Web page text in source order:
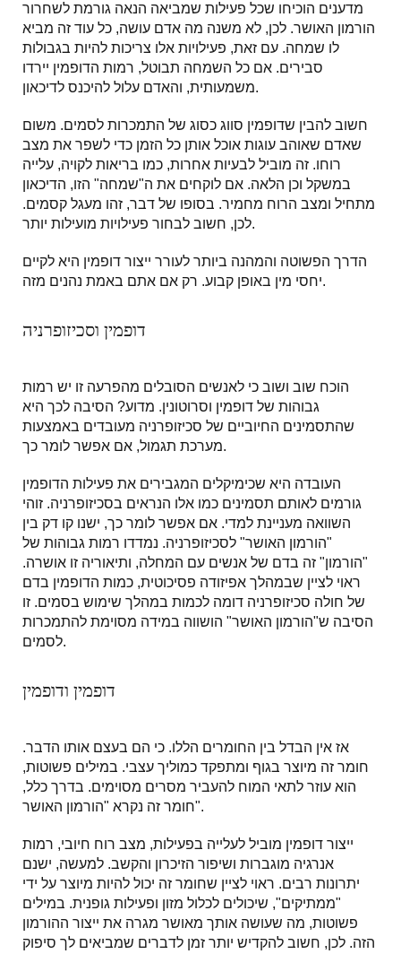
מדענים הוכיחו שכל פעילות שמביאה הנאה גורמת לשחרור
הורמון האושר. לכן, לא משנה מה אדם עושה, כל עוד זה מביא
לו שמחה. עם זאת, פעילויות אלו צריכות להיות בגבולות
סבירים. אם כל השמחה תבוטל, רמות הדופמין יירדו
משמעותית, והאדם עלול להיכנס לדיכאון.
חשוב להבין שדופמין סווג כסוג של התמכרות לסמים. משום
שאדם שאוהב עוגות אוכל אותן כל הזמן כדי לשפר את מצב
רוחו. זה מוביל לבעיות אחרות, כמו בריאות לקויה, עלייה
במשקל וכן הלאה. אם לוקחים את ה"שמחה" הזו, הדיכאון
מתחיל ומצב הרוח מחמיר. בסופו של דבר, זהו מעגל קסמים.
לכן, חשוב לבחור פעילויות מועילות יותר.
הדרך הפשוטה והמהנה ביותר לעורר ייצור דופמין היא לקיים
יחסי מין באופן קבוע. רק אם אתם באמת נהנים מזה.
דופמין וסכיזופרניה
הוכח שוב ושוב כי לאנשים הסובלים מהפרעה זו יש רמות
גבוהות של דופמין וסרוטונין. מדוע? הסיבה לכך היא
שהתסמינים החיוביים של סכיזופרניה מעובדים באמצעות
מערכת תגמול, אם אפשר לומר כך.
העובדה היא שכימיקלים המגבירים את פעילות הדופמין
גורמים לאותם תסמינים כמו אלו הנראים בסכיזופרניה. זוהי
השוואה מעניינת למדי. אם אפשר לומר כך, ישנו קו דק בין
"הורמון האושר" לסכיזופרניה. נמדדו רמות גבוהות של
"הורמון" זה בדם של אנשים עם המחלה, ותיאוריה זו אושרה.
ראוי לציין שבמהלך אפיזודה פסיכוטית, כמות הדופמין בדם
של חולה סכיזופרניה דומה לכמות במהלך שימוש בסמים. זו
הסיבה ש"הורמון האושר" הושווה במידה מסוימת להתמכרות
לסמים.
דופמין ודופמין
אז אין הבדל בין החומרים הללו. כי הם בעצם אותו הדבר.
חומר זה מיוצר בגוף ומתפקד כמוליך עצבי. במילים פשוטות,
הוא עוזר לתאי המוח להעביר מסרים מסוימים. בדרך כלל,
חומר זה נקרא "הורמון האושר".
ייצור דופמין מוביל לעלייה בפעילות, מצב רוח חיובי, רמות
אנרגיה מוגברות ושיפור הזיכרון והקשב. למעשה, ישנם
יתרונות רבים. ראוי לציין שחומר זה יכול להיות מיוצר על ידי
"ממתיקים", שיכולים לכלול מזון ופעילות גופנית. במילים
פשוטות, מה שעושה אותך מאושר מגרה את ייצור ההורמון
הזה. לכן, חשוב להקדיש יותר זמן לדברים שמביאים לך סיפוק